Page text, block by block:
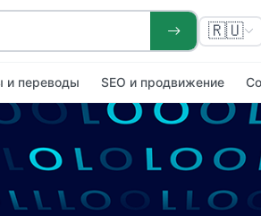
🇷🇺
и переводы SEO и продвижение